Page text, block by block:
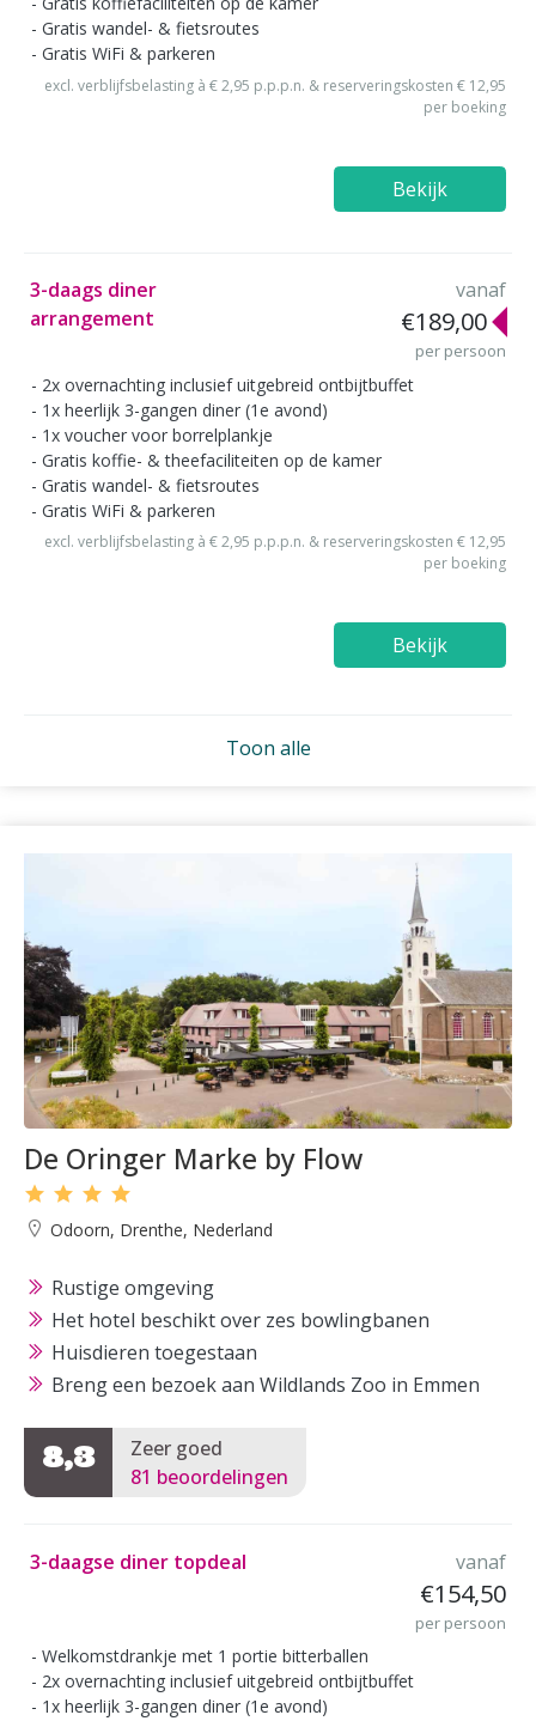
Gratis wandel- & fietsroutes
Gratis WiFi & parkeren
excl. verblijfsbelasting à € 2,95 p.p.p.n. & reserveringskosten € 12,95
per boeking
Bekijk
3-daags diner
arrangement
vanaf
€189,00
per persoon
2x overnachting inclusief uitgebreid ontbijtbuffet
1x heerlijk 3-gangen diner (1e avond)
1x voucher voor borrelplankje
Gratis koffie- & theefaciliteiten op de kamer
Gratis wandel- & fietsroutes
Gratis WiFi & parkeren
excl. verblijfsbelasting à € 2,95 p.p.p.n. & reserveringskosten € 12,95
per boeking
Bekijk
Toon alle
De Oringer Marke by Flow
Odoorn, Drenthe, Nederland
Rustige omgeving
Het hotel beschikt over zes bowlingbanen
Huisdieren toegestaan
Breng een bezoek aan Wildlands Zoo in Emmen
8,3
Zeer goed
81 beoordelingen
3-daagse diner topdeal vanaf
€154,50
per persoon
Welkomstdrankje met 1 portie bitterballen
2x overnachting inclusief uitgebreid ontbijtbuffet
1x heerlijk 3-gangen diner (1e avond)